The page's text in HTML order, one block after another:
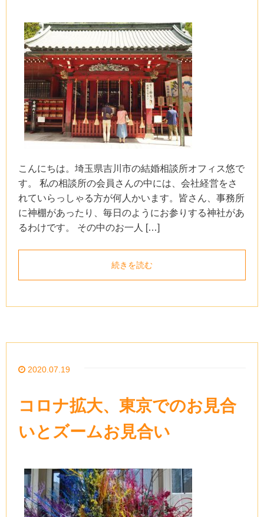
こんにちは。埼玉県吉川市の結婚相談所オフィス悠で
す。 私の相談所の会員さんの中には、会社経営をさ
れていらっしゃる方が何人かいます。皆さん、事務所
に神棚があったり、毎日のようにお参りする神社があ
るわけです。 その中のお一人 […]
続きを読む
2020.07.19
コロナ拡大、東京でのお見合
いとズームお見合い